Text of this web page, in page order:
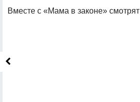
Вместе с «Мама в законе» смотрят